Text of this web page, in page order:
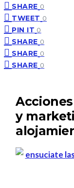
SHARE 0
TWEET 0
PIN IT 0
SHARE 0
SHARE 0
SHARE 0
y